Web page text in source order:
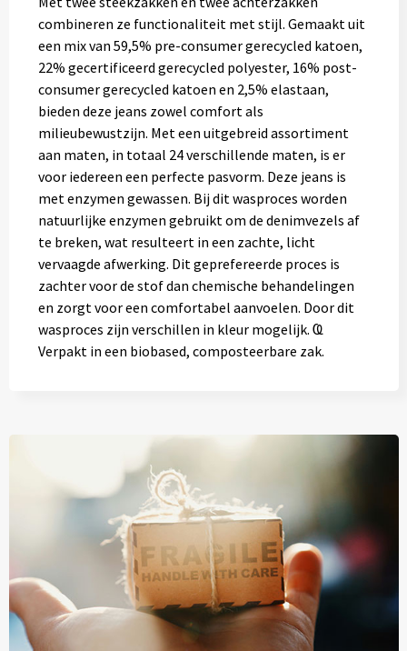
combineren ze functionaliteit met stijl. Gemaakt uit
een mix van 59,5% pre-consumer gerecycled katoen,
22% gecertificeerd gerecycled polyester, 16% post-
consumer gerecycled katoen en 2,5% elastaan,
bieden deze jeans zowel comfort als
milieubewustzijn. Met een uitgebreid assortiment
aan maten, in totaal 24 verschillende maten, is er
voor iedereen een perfecte pasvorm. Deze jeans is
met enzymen gewassen. Bij dit wasproces worden
natuurlijke enzymen gebruikt om de denimvezels af
te breken, wat resulteert in een zachte, licht
vervaagde afwerking. Dit geprefereerde proces is
zachter voor de stof dan chemische behandelingen
en zorgt voor een comfortabel aanvoelen. Door dit
wasproces zijn verschillen in kleur mogelijk. Ҩ
Verpakt in een biobased, composteerbare zak.